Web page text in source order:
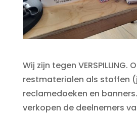
Wij zijn tegen VERSPILLING.
restmaterialen als stoffen
reclamedoeken en
verkopen de deelnemers